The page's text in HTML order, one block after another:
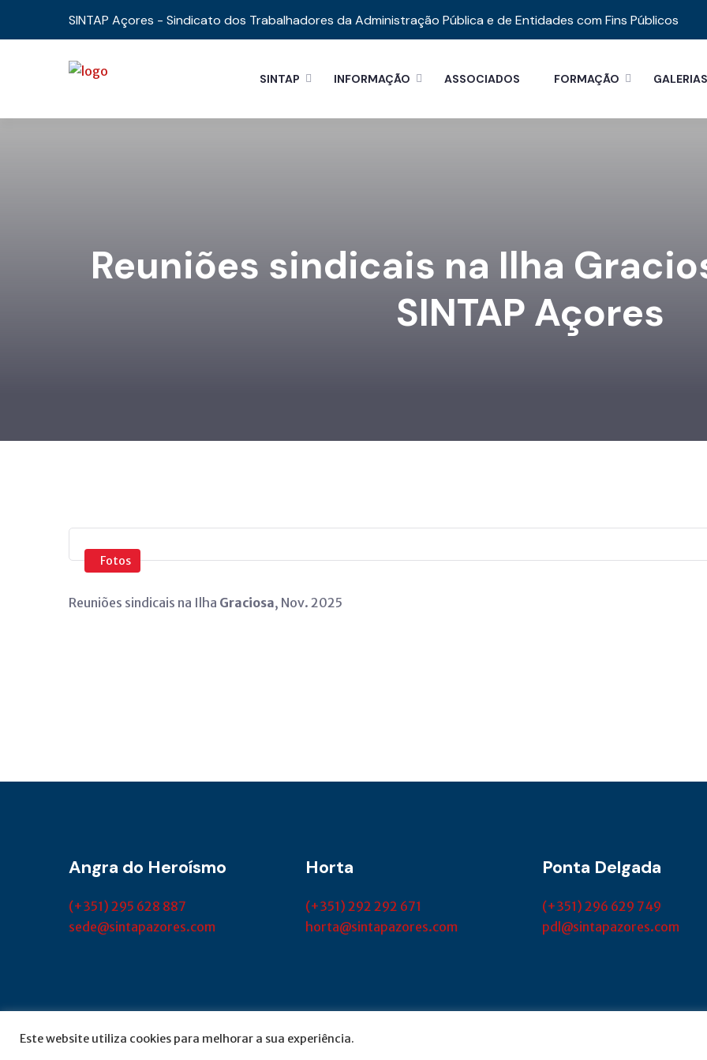
SINTAP Açores - Sindicato dos Trabalhadores da Administração Pública e de Entidades com Fins Públicos
SINTAP INFORMAÇÃO ASSOCIADOS FORMAÇÃO GALERIAS
Reuniões sindicais na Ilha
SINTAP Açores
Fotos
Reuniões sindicais na Ilha Graciosa, Nov. 2025
Angra do Heroísmo
(+351) 295 628 887
sede@sintapazores.com
Horta
(+351) 292 292 671
horta@sintapazores.com
Ponta Delgada
(+351) 296 629 749
pdl@sintapazores.com
© SINTAP Açores 2022 | Desenvolvido porthis.functional
Este website utiliza cookies para melhorar a sua experiência.